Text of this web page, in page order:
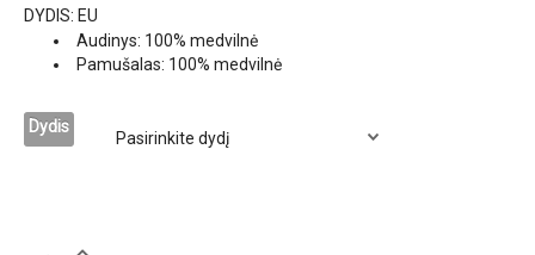
DYDIS: EU
Audinys: 100% medvilnė
Pamušalas: 100% medvilnė
Dydis
BOGNER